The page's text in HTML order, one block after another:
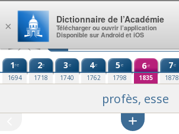
Aller au contenu
1re
1694
2e
1718
3e
1740
4e
1762
5e
1798
6e
1835
7e
1878
profès, esse
×
Dictionnaire de l’Académie
Télécharger ou ouvrir l’application
Disponible sur Android et iOS